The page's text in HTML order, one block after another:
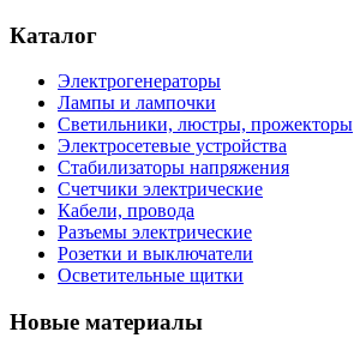
Каталог
Электрогенераторы
Лампы и лампочки
Светильники, люстры, прожекторы
Электросетевые устройства
Стабилизаторы напряжения
Счетчики электрические
Кабели, провода
Разъемы электрические
Розетки и выключатели
Осветительные щитки
Новые материалы